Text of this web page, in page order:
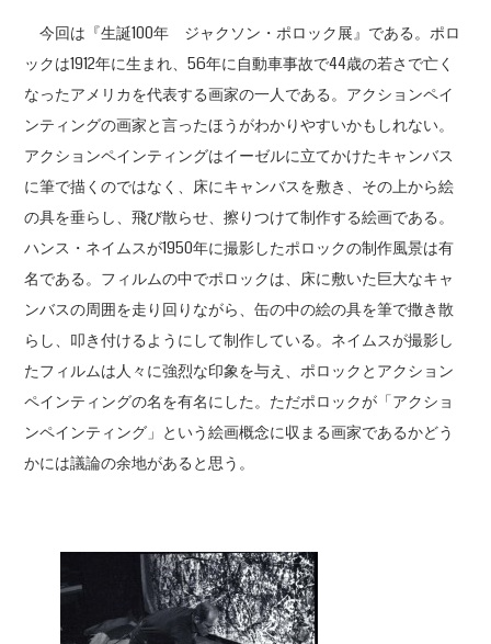
今回は『生誕100年 ジャクソン・ポロック展』である。ポロ
ックは1912年に生まれ、56年に自動車事故で44歳の若さで亡く
なったアメリカを代表する画家の一人である。アクションペイ
ンティングの画家と言ったほうがわかりやすいかもしれない。
アクションペインティングはイーゼルに立てかけたキャンバス
に筆で描くのではなく、床にキャンバスを敷き、その上から絵
の具を垂らし、飛び散らせ、擦りつけて制作する絵画である。
ハンス・ネイムスが1950年に撮影したポロックの制作風景は有
名である。フィルムの中でポロックは、床に敷いた巨大なキャ
ンバスの周囲を走り回りながら、缶の中の絵の具を筆で撒き散
らし、叩き付けるようにして制作している。ネイムスが撮影し
たフィルムは人々に強烈な印象を与え、ポロックとアクション
ペインティングの名を有名にした。ただポロックが「アクショ
ンペインティング」という絵画概念に収まる画家であるかどう
かには議論の余地があると思う。